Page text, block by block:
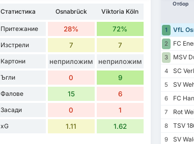
Статистика Osnabrück Viktoria Köln
Притежание 28% 72%
Изстрели 7 7
Картони неприложим неприложим
Ъгли 0 9
Фалове 15 6
Засади 0 1
xG 1.11 1.62
Отбор
1 VfL
2
FC
3
MSV
4
SC
5
SV
6
FC
7
Rot
8
TSV
9
SV